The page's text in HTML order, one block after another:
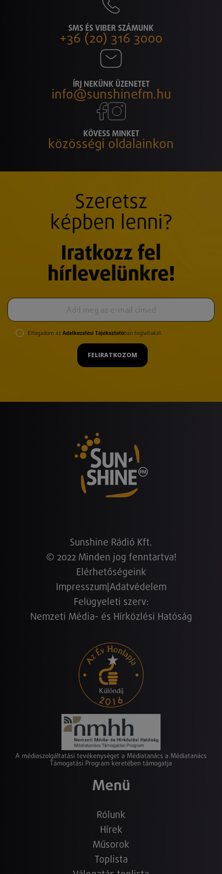
SMS ÉS VIBER SZÁMUNK
+36 (20) 316 3000
ÍRJ NEKÜNK ÜZENETET
info@sunshinefm.hu
KÖVESS MINKET
közösségi oldalainkon
Szeretsz
képben lenni?
Iratkozz fel
hírlevelünkre!
Elfogadom az Adatkezelési Tájékoztatóban foglaltakat.
FELIRATKOZOM
Sunshine Rádió Kft.
© 2022 Minden jog fenntartva!
Elérhetőségeink
Impresszum Adatvédelem
Felügyeleti szerv:
Nemzeti Média- és Hírközlési Hatóság
A médiaszolgáltatási tevékenységet a Médiatanács a Médiatanács
Támogatási Program keretében támogatja
Menü
Rólunk
Hírek
Műsorok
Toplista